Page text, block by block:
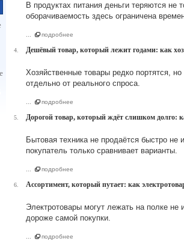
В продуктах питания деньги теряются
оборачиваемость здесь ограничена
подробнее
4. Дешёвый товар, который лежит годами: как
Хозяйственные товары редко портятся,
отдельно от реального спроса.
подробнее
5. Дорогой товар, который ждёт слишком долго:
Бытовая техника не продаётся быстро
покупатель только сравнивает варианты.
подробнее
6. Ассортимент, который путает: как
Электротовары могут лежать на полке не
дороже самой покупки.
подробнее